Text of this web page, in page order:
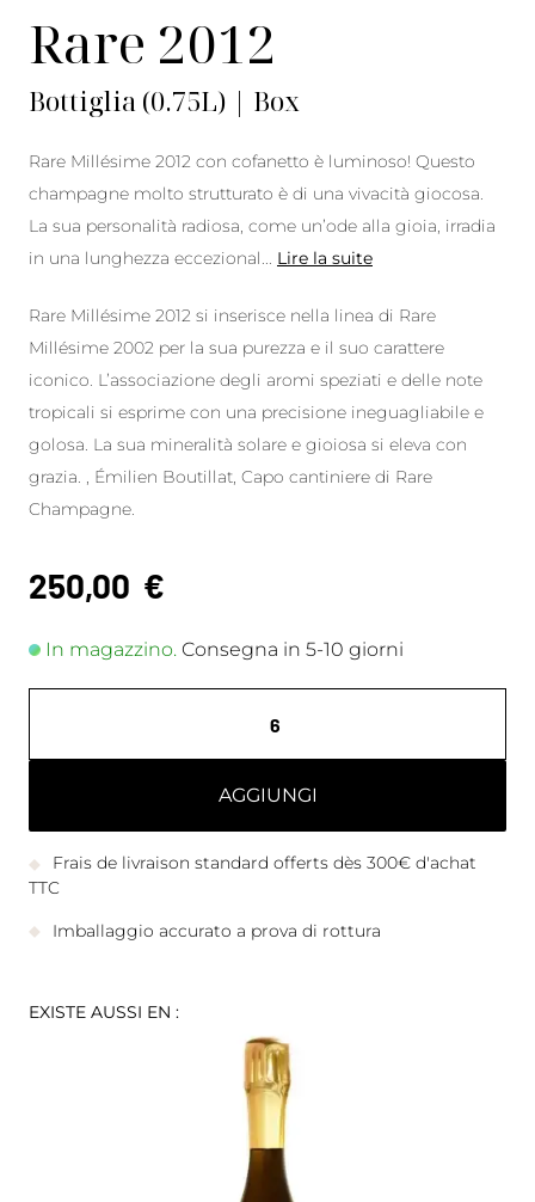
Rare 2012
Bottiglia (0.75L) | Box
Rare Millésime 2012 con cofanetto è luminoso! Questo
champagne molto strutturato è di una vivacità giocosa.
La sua personalità radiosa, come un’ode alla gioia, irradia
in una lunghezza eccezional
Lire la suite
Rare Millésime 2012 si inserisce nella linea di Rare
Millésime 2002 per la sua purezza e il suo carattere
iconico. L’associazione degli aromi speziati e delle note
tropicali si esprime con una precisione ineguagliabile e
golosa. La sua mineralità solare e gioiosa si eleva con
grazia. , Émilien Boutillat, Capo cantiniere di Rare
Champagne.
250,00 €
In magazzino. Consegna in 5-10 giorni
AGGIUNGI
Frais de livraison standard offerts dès 300€ d'achat
TTC
Imballaggio accurato a prova di rottura
EXISTE AUSSI EN :